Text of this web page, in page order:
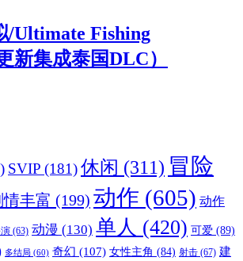
/Ultimate Fishing
新集成泰国DLC）
SVIP (181)休闲 (311) 冒险
情丰富 (199) 动作 (605) 动作
(63) 动漫 (130) 单人 (420) 可爱 (89)
多结局 (60) 奇幻 (107) 女性主角 (84) 射击 (67) 建